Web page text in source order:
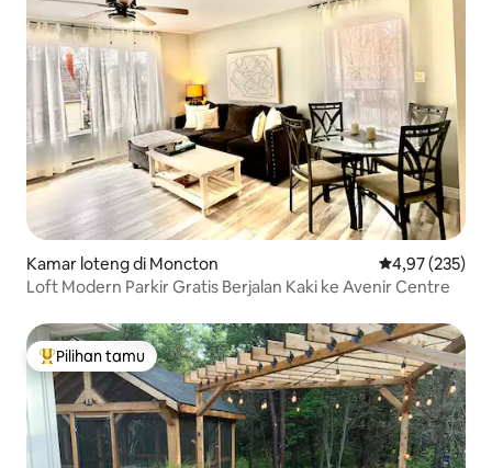
Kamar loteng di Moncton Nilai rata-rata
4,97 (235)
Loft Modern Parkir Gratis Berjalan Kaki ke Avenir Centre
Pilihan tamu terpopuler
Pilihan tamu